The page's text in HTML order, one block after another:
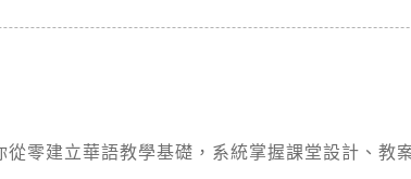
零建立華語教學基礎，系統掌握課堂設計、教